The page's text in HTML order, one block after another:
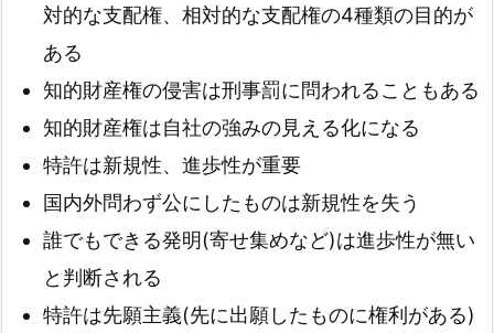
対的な支配権、相対的な支配権の4種類の目的が
ある
知的財産権の侵害は刑事罰に問われることもある
知的財産権は自社の強みの見える化になる
特許は新規性、進歩性が重要
国内外問わず公にしたものは新規性を失う
誰でもできる発明(寄せ集めなど)は進歩性が無い
と判断される
特許は先願主義(先に出願したものに権利がある)